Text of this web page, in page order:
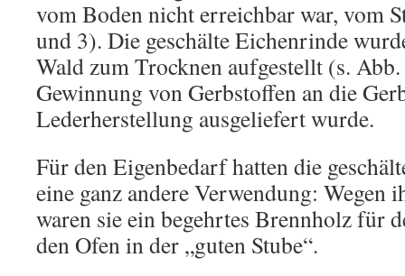
vom Boden nicht erreichbar war, vom
und 3). Die geschälte Eichenrinde
Wald zum Trocknen aufgestellt (s.
Gewinnung von Gerbstoffen an die
Lederherstellung ausgeliefert wurde.
Für den Eigenbedarf hatten die
eine ganz andere Verwendung: Wegen
waren sie ein begehrtes Brennholz für
den Ofen in der „guten Stube“.